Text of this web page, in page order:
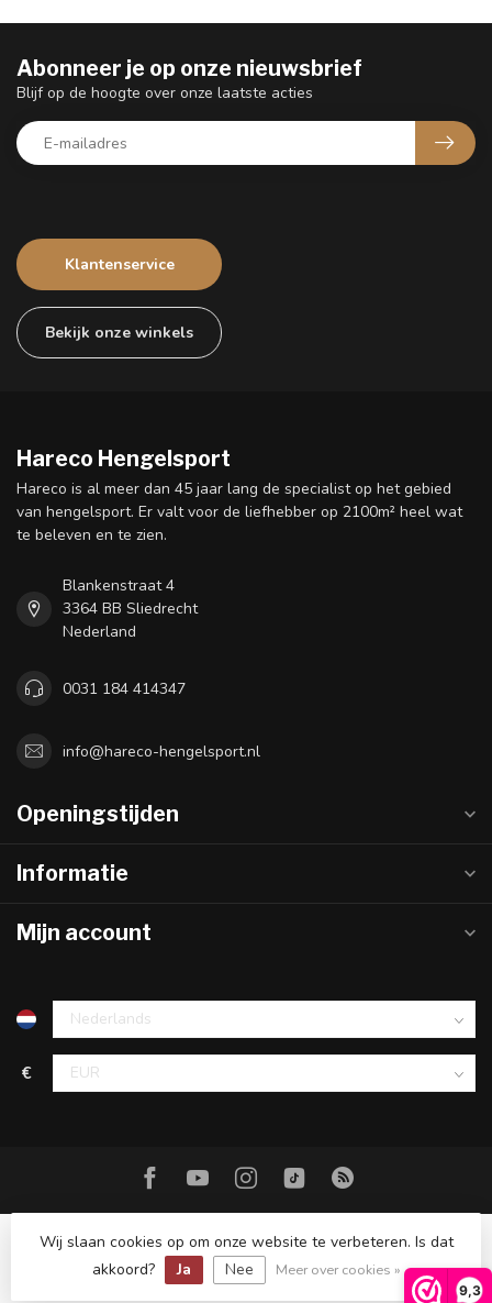
9,3
Klantenservice
Bekijk onze winkels
Abonneer je op onze nieuwsbrief
Blijf op de hoogte over onze laatste acties
Hareco Hengelsport
Hareco is al meer dan 45 jaar lang de specialist op het gebied
van hengelsport. Er valt voor de liefhebber op 2100m² heel wat
te beleven en te zien.
Blankenstraat 4
3364 BB Sliedrecht
Nederland
0031 184 414347
info@hareco-hengelsport.nl
Openingstijden
Informatie
Mijn account
€
© Copyright 2026 Hareco Hengelsport
Wij slaan cookies op om onze website te verbeteren. Is dat
akkoord?
Ja Nee Meer over cookies »